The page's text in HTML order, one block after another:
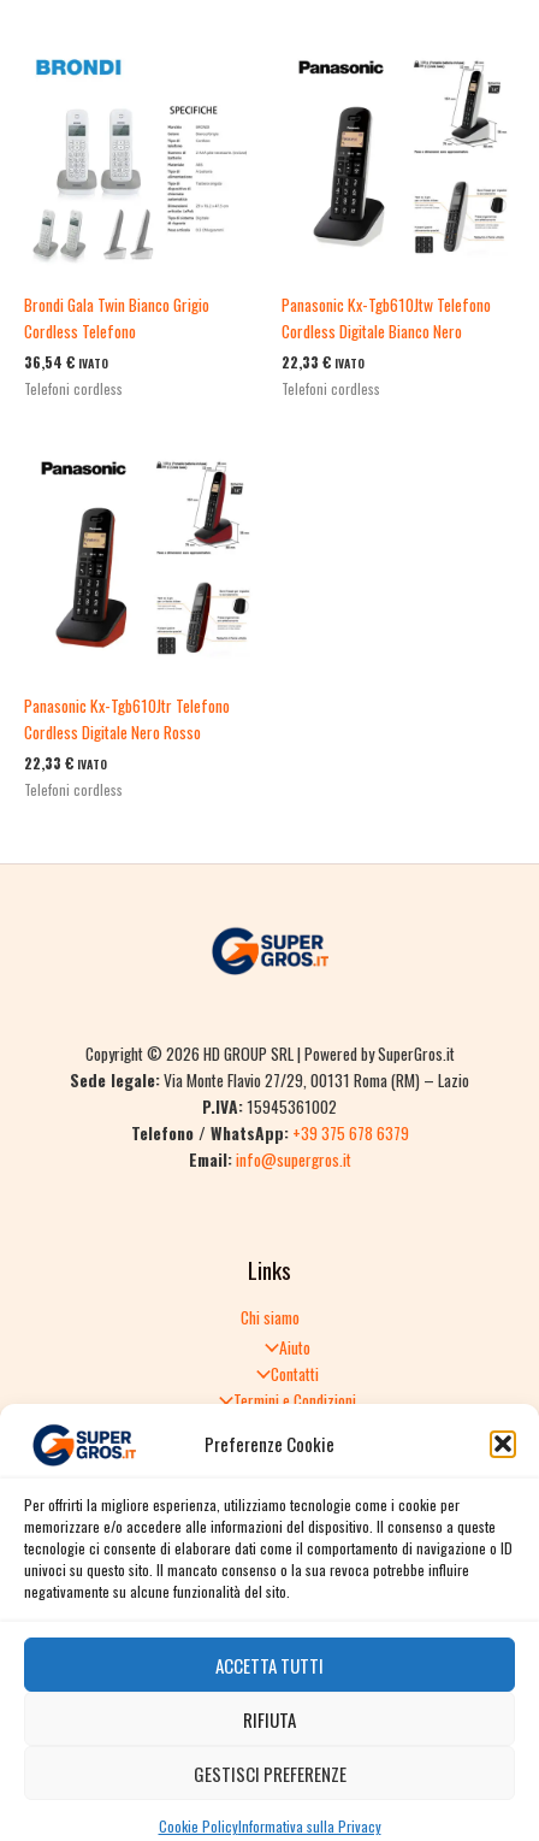
Preferenze Cookie
Per offrirti la migliore esperienza, utilizziamo tecnologie come i cookie per
memorizzare e/o accedere alle informazioni del dispositivo. Il consenso a queste
tecnologie ci consente di elaborare dati come il comportamento di navigazione o ID
univoci su questo sito. Il mancato consenso o la sua revoca potrebbe influire
negativamente su alcune funzionalità del sito.
ACCETTA TUTTI
RIFIUTA
GESTISCI PREFERENZE
Cookie PolicyInformativa sulla Privacy
Brondi Gala Twin Bianco Grigio
Cordless Telefono
36,54 € IVATO
Telefoni cordless
Panasonic Kx-Tgb610Jtw Telefono
Cordless Digitale Bianco Nero
22,33 € IVATO
Telefoni cordless
Panasonic Kx-Tgb610Jtr Telefono
Cordless Digitale Nero Rosso
22,33 € IVATO
Telefoni cordless
Copyright © 2026 HD GROUP SRL | Powered by SuperGros.it
Sede legale:Via Monte Flavio 27/29, 00131 Roma (RM) – Lazio
P.IVA:15945361002
Telefono / WhatsApp: +39 375 678 6379
Email:info@supergros.it
Links
Chi siamo
Aiuto
Contatti
Termini e Condizioni
Politica di Reso
Spedizione e consegna
Informativa sulla Privacy
Cookie Policy
Facebook
Instagram
Twitter / X